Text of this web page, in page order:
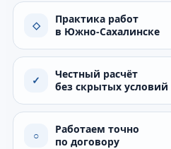
◇
Практика работ
в Южно-Сахалинске
✓
Честный расчёт
без скрытых условий
○
Работаем точно
по договору